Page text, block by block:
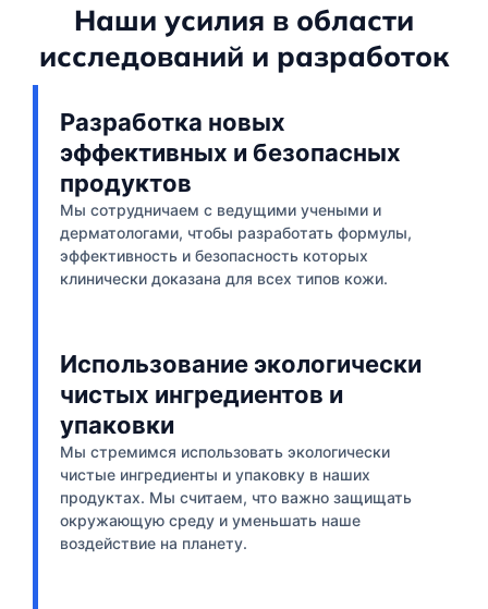
Наши усилия в области
исследований и разработок
Разработка новых
эффективных и безопасных
продуктов
Мы сотрудничаем с ведущими учеными и
дерматологами, чтобы разработать формулы,
эффективность и безопасность которых
клинически доказана для всех типов кожи.
Использование экологически
чистых ингредиентов и
упаковки
Мы стремимся использовать экологически
чистые ингредиенты и упаковку в наших
продуктах. Мы считаем, что важно защищать
окружающую среду и уменьшать наше
воздействие на планету.